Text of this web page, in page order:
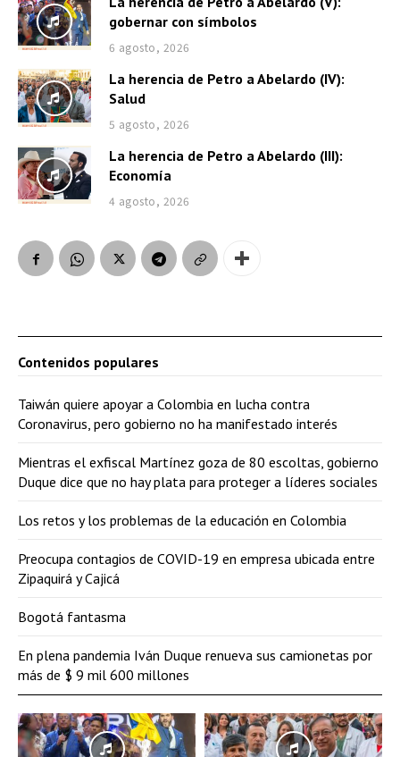
gobernar con símbolos
6 agosto, 2026
La herencia de Petro a Abelardo (IV):
Salud
5 agosto, 2026
La herencia de Petro a Abelardo (III):
Economía
4 agosto, 2026
Contenidos populares
Taiwán quiere apoyar a Colombia en lucha contra
Coronavirus, pero gobierno no ha manifestado interés
Mientras el exfiscal Martínez goza de 80 escoltas, gobierno
Duque dice que no hay plata para proteger a líderes sociales
Los retos y los problemas de la educación en Colombia
Preocupa contagios de COVID-19 en empresa ubicada entre
Zipaquirá y Cajicá
Bogotá fantasma
En plena pandemia Iván Duque renueva sus camionetas por
más de $ 9 mil 600 millones